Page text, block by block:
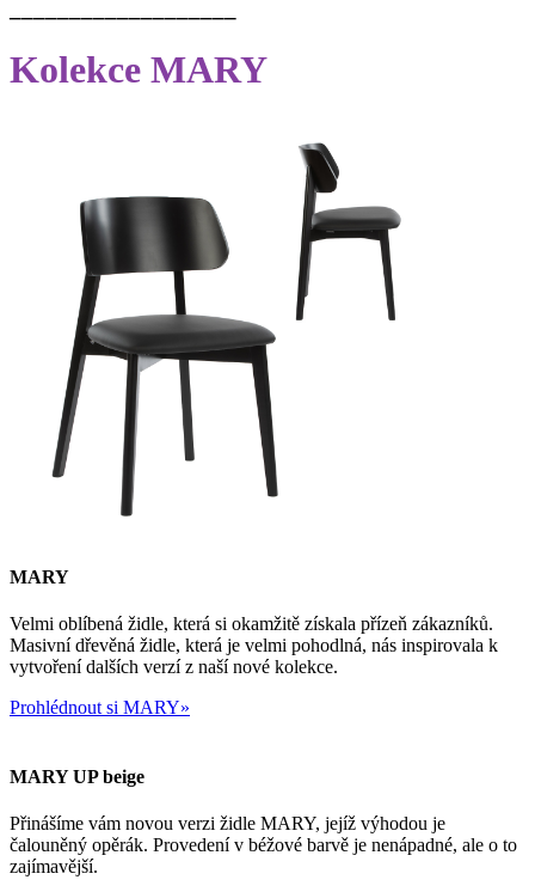
Kolekce MARY
MARY
Velmi oblíbená židle, která si okamžitě získala přízeň zákazníků.
Masivní dřevěná židle, která je velmi pohodlná, nás inspirovala k
vytvoření dalších verzí z naší nové kolekce.
Prohlédnout si MARY»
MARY UP beige
Přinášíme vám novou verzi židle MARY, jejíž výhodou je
čalouněný opěrák. Provedení v béžové barvě je nenápadné, ale o to
zajímavější.